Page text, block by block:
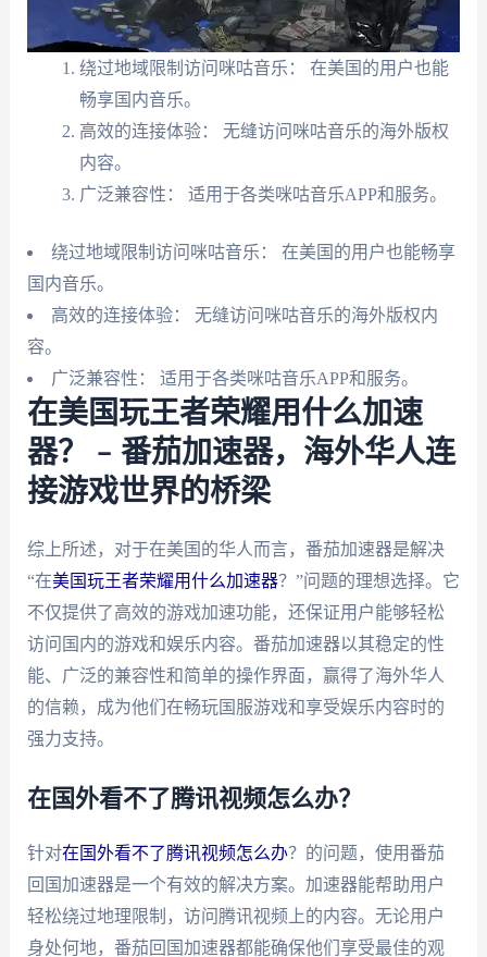
绕过地域限制访问咪咕音乐： 在美国的用户也能
畅享国内音乐。
高效的连接体验： 无缝访问咪咕音乐的海外版权
内容。
广泛兼容性： 适用于各类咪咕音乐APP和服务。
绕过地域限制访问咪咕音乐： 在美国的用户也能畅享
国内音乐。
高效的连接体验： 无缝访问咪咕音乐的海外版权内
容。
广泛兼容性： 适用于各类咪咕音乐APP和服务。
在美国玩王者荣耀用什么加速
器？ – 番茄加速器，海外华人连
接游戏世界的桥梁
综上所述，对于在美国的华人而言，番茄加速器是解决
“在美国玩王者荣耀用什么加速器？”问题的理想选择。它
不仅提供了高效的游戏加速功能，还保证用户能够轻松
访问国内的游戏和娱乐内容。番茄加速器以其稳定的性
能、广泛的兼容性和简单的操作界面，赢得了海外华人
的信赖，成为他们在畅玩国服游戏和享受娱乐内容时的
强力支持。
在国外看不了腾讯视频怎么办？
针对在国外看不了腾讯视频怎么办？的问题，使用番茄
回国加速器是一个有效的解决方案。加速器能帮助用户
轻松绕过地理限制，访问腾讯视频上的内容。无论用户
身处何地，番茄回国加速器都能确保他们享受最佳的观